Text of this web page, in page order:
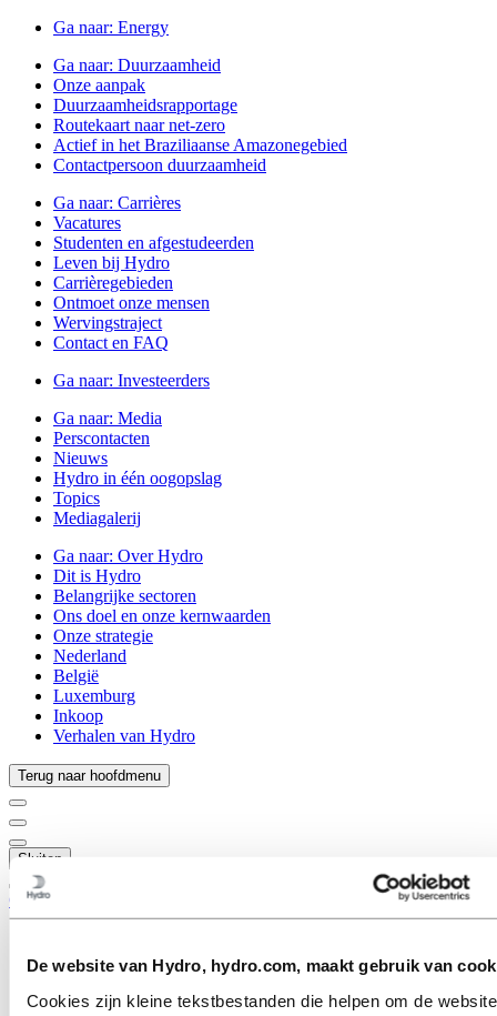
De website van Hydro, hydro.com, maakt gebruik van
Cookies zijn kleine tekstbestanden die helpen om de website
Ga naar: Energy
Ga naar: Duurzaamheid
Onze aanpak
Duurzaamheidsrapportage
Routekaart naar net-zero
Actief in het Braziliaanse Amazonegebied
Contactpersoon duurzaamheid
Ga naar: Carrières
Vacatures
Studenten en afgestudeerden
Leven bij Hydro
Carrièregebieden
Ontmoet onze mensen
Wervingstraject
Contact en FAQ
Ga naar: Investeerders
Ga naar: Media
Perscontacten
Nieuws
Hydro in één oogopslag
Topics
Mediagalerij
Ga naar: Over Hydro
Dit is Hydro
Belangrijke sectoren
Ons doel en onze kernwaarden
Onze strategie
Nederland
België
Luxemburg
Inkoop
Verhalen van Hydro
Terug naar hoofdmenu
Sluiten
Carrières
Studenten en afgestudeerden
Leven bij Hydro
Carrièregebieden